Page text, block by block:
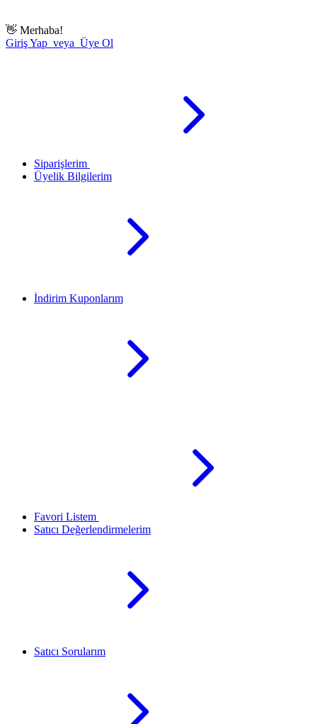
👋 Merhaba!
Giriş Yap veya Üye Ol
Siparişlerim
Üyelik Bilgilerim
İndirim Kuponlarım
Favori Listem
Satıcı Değerlendirmelerim
Satıcı Sorularım